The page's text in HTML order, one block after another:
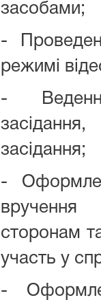
засобами;
-
режимі
-
засідання;
-
сторонам
участь у
-